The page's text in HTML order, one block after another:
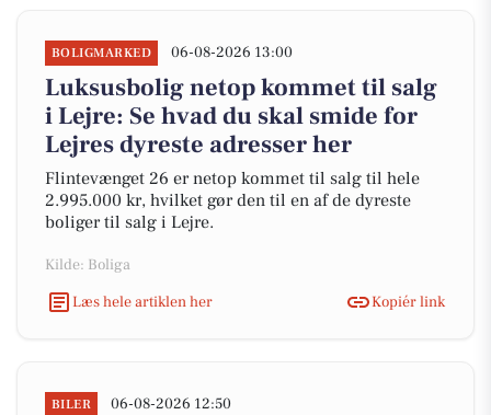
BOLIGMARKED 06-08-2026 13:00
Luksusbolig netop kommet til salg
i Lejre: Se hvad du skal smide for
Lejres dyreste adresser her
Flintevænget 26 er netop kommet til salg til hele
2.995.000 kr, hvilket gør den til en af de dyreste
boliger til salg i Lejre.
Kilde: Boliga
Læs hele artiklen her
Kopiér link
BILER 06-08-2026 12:50